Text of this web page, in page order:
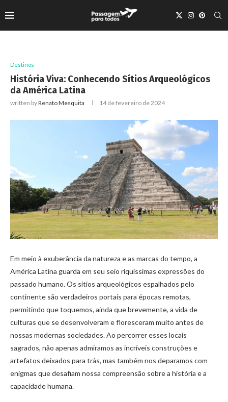
Destinos
História Viva: Conhecendo Sítios Arqueológicos
da América Latina
written byRenato Mesquita 14 de fevereiro de 2024
Em meio à exuberância da natureza e as marcas do tempo, a
América Latina guarda em seu seio riquíssimas expressões do
passado humano. Os sítios arqueológicos espalhados pelo
continente são verdadeiros portais para épocas remotas,
permitindo que toquemos, ainda que brevemente, a vida de
culturas que se desenvolveram e floresceram muito antes de
nossas modernas sociedades. Ao percorrer esses locais
sagrados, não apenas admiramos as incríveis construções e
artefatos deixados para trás, mas também nos deparamos com
enigmas que desafiam nossa compreensão sobre a história e a
capacidade humana.